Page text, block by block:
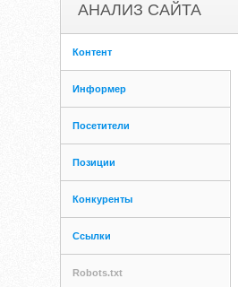
АНАЛИЗ САЙТА
Контент
Информер
Посетители
Позиции
Конкуренты
Ссылки
Robots.txt